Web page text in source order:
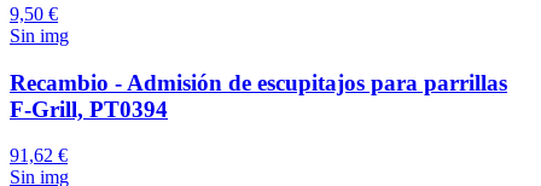
9,50 €
Sin img
Recambio - Admisión de escupitajos para parrillas
F-Grill, PT0394
91,62 €
Sin img